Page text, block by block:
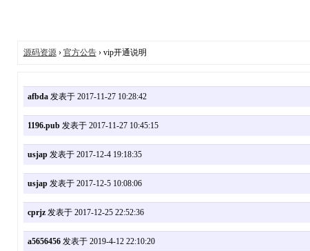
源码资源› 官方公告› vip开通说明
afbda发表于 2017-11-27 10:28:42
1196.pub发表于 2017-11-27 10:45:15
usjap发表于 2017-12-4 19:18:35
usjap发表于 2017-12-5 10:08:06
cprjz发表于 2017-12-25 22:52:36
a5656456发表于 2019-4-12 22:10:20